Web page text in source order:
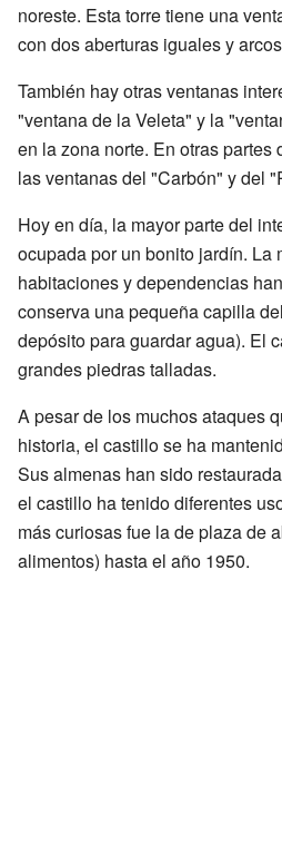
noreste. Esta torre tiene una
con dos aberturas iguales y
También hay otras ventanas
"ventana de la Veleta" y la
en la zona norte. En otras
las ventanas del "Carbón" y del
Hoy en día, la mayor parte del
ocupada por un bonito jardín. La
habitaciones y dependencias
conserva una pequeña capilla del
depósito para guardar agua). El
grandes piedras talladas.
A pesar de los muchos ataques
historia, el castillo se ha
Sus almenas han sido
el castillo ha tenido diferentes
más curiosas fue la de plaza de
alimentos) hasta el año 1950.